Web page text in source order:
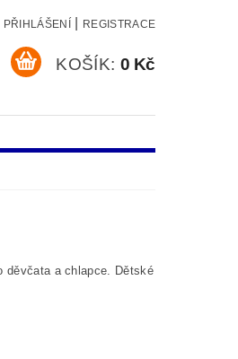
PŘIHLÁŠENÍ REGISTRACE
KOŠÍK: 0 Kč
děvčata a chlapce. Dětské